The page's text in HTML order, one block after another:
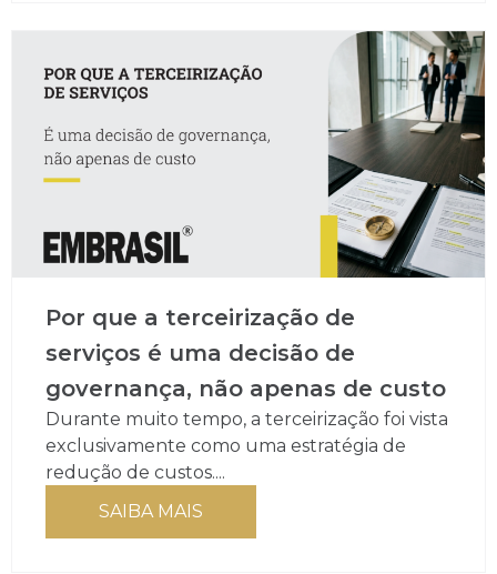
Por que a terceirização de
serviços é uma decisão de
governança, não apenas de custo
Durante muito tempo, a terceirização foi vista
exclusivamente como uma estratégia de
redução de custos....
SAIBA MAIS